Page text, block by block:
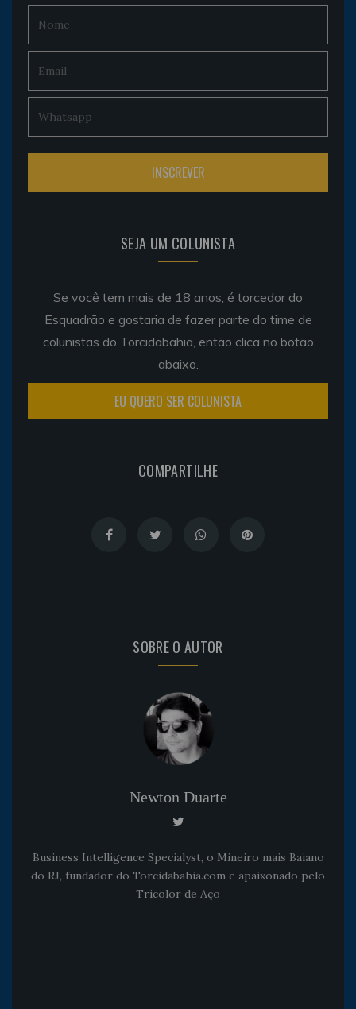
SEJA UM COLUNISTA
Se você tem mais de 18 anos, é torcedor do
Esquadrão e gostaria de fazer parte do time de
colunistas do Torcidabahia, então clica no botão
abaixo.
EU QUERO SER COLUNISTA
COMPARTILHE
SOBRE O AUTOR
Newton Duarte
Business Intelligence Specialyst, o Mineiro mais Baiano
do RJ, fundador do Torcidabahia.com e apaixonado pelo
Tricolor de Aço